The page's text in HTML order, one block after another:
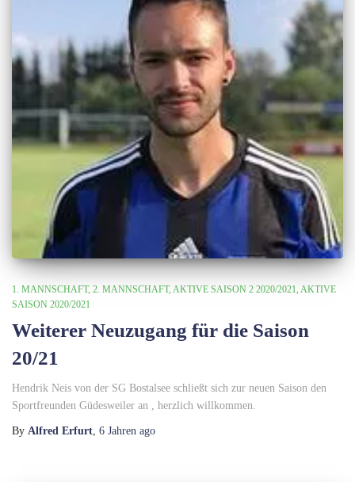
1. MANNSCHAFT 2. MANNSCHAFT AKTIVE SAISON 2 2020/2021 AKTIVE
SAISON 2020/2021
Weiterer Neuzugang für die Saison
20/21
Hendrik Neis von der SG Bostalsee schließt sich zur neuen Saison den
Sportfreunden Güdesweiler an , herzlich willkommen.
By Alfred Erfurt 6 Jahren ago